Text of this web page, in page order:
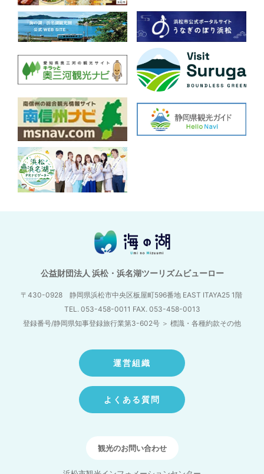
公益財団法人 浜松・浜名湖ツーリズムビューロー
〒430-0928 静岡県浜松市中央区板屋町596番地 EAST ITAYA25 1階
TEL. 053-458-0011 FAX. 053-458-0013
登録番号/静岡県知事登録旅行業第3-602号 ＞ 標識・各種約款その他
運営組織
よくある質問
観光のお問い合わせ